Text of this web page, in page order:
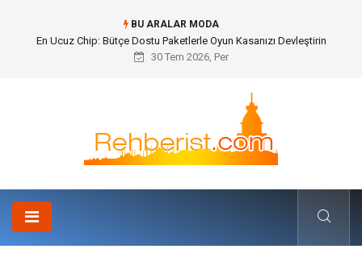
BU ARALAR MODA
En Ucuz Chip: Bütçe Dostu Paketlerle Oyun Kasanızı Devleştirin
30 Tem 2026, Per